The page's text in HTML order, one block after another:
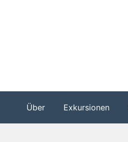
Über Exkursionen